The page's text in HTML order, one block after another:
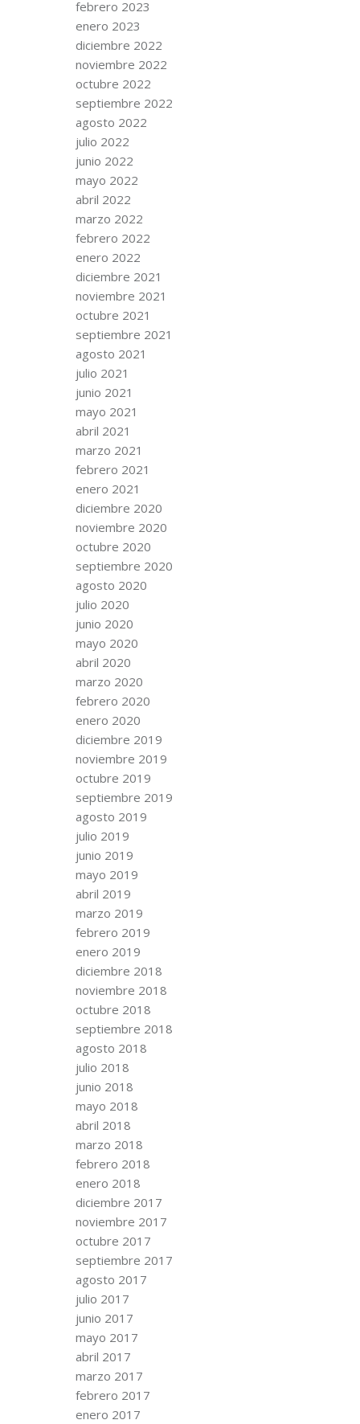
febrero 2023
enero 2023
diciembre 2022
noviembre 2022
octubre 2022
septiembre 2022
agosto 2022
julio 2022
junio 2022
mayo 2022
abril 2022
marzo 2022
febrero 2022
enero 2022
diciembre 2021
noviembre 2021
octubre 2021
septiembre 2021
agosto 2021
julio 2021
junio 2021
mayo 2021
abril 2021
marzo 2021
febrero 2021
enero 2021
diciembre 2020
noviembre 2020
octubre 2020
septiembre 2020
agosto 2020
julio 2020
junio 2020
mayo 2020
abril 2020
marzo 2020
febrero 2020
enero 2020
diciembre 2019
noviembre 2019
octubre 2019
septiembre 2019
agosto 2019
julio 2019
junio 2019
mayo 2019
abril 2019
marzo 2019
febrero 2019
enero 2019
diciembre 2018
noviembre 2018
octubre 2018
septiembre 2018
agosto 2018
julio 2018
junio 2018
mayo 2018
abril 2018
marzo 2018
febrero 2018
enero 2018
diciembre 2017
noviembre 2017
octubre 2017
septiembre 2017
agosto 2017
julio 2017
junio 2017
mayo 2017
abril 2017
marzo 2017
febrero 2017
enero 2017